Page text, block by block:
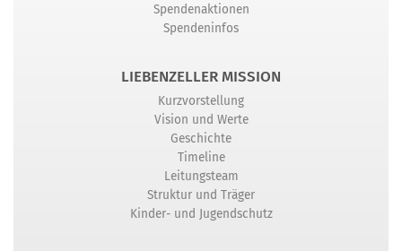
Spendenaktionen
Spendeninfos
LIEBENZELLER MISSION
Kurzvorstellung
Vision und Werte
Geschichte
Timeline
Leitungsteam
Struktur und Träger
Kinder- und Jugendschutz